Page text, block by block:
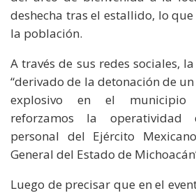
deshecha tras el estallido, lo
la población.
A través de sus redes sociales,
“derivado de la detonación de
explosivo en el municipio
reforzamos la operatividad
personal del Ejército
General del Estado de
Luego de precisar que en el